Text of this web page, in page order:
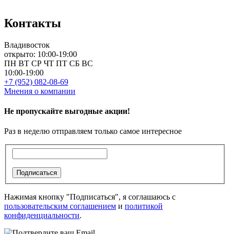
Контакты
Владивосток
открыто: 10:00-19:00
ПН ВТ СР ЧТ ПТ СБ ВС
10:00-19:00
+7 (952) 082-08-69
Мнения о компании
Не пропускайте выгодные акции!
Раз в неделю отправляем только самое интересное
Подписаться
Нажимая кнопку "Подписаться", я соглашаюсь с
пользовательским соглашением и политикой
конфиденциальности.